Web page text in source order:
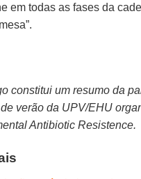
em todas as fases da
constitui um resumo da
verão da UPV/EHU
Antibiotic Resistence.